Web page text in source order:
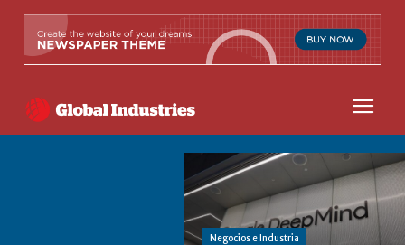
Negocios e Industria